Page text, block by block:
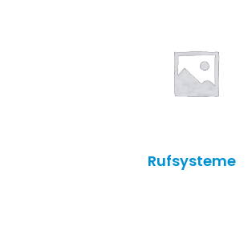
Rufsysteme